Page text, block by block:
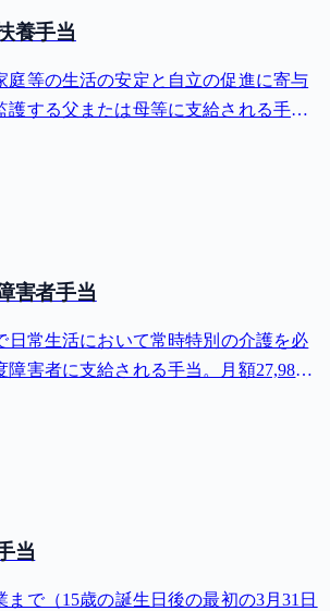
養手当
庭等の生活の安定と自立の促進に寄与
護する父または母等に支給される手
害者手当
日常生活において常時特別の介護を必
障害者に支給される手当。月額27,980
当
まで（15歳の誕生日後の最初の3月31日